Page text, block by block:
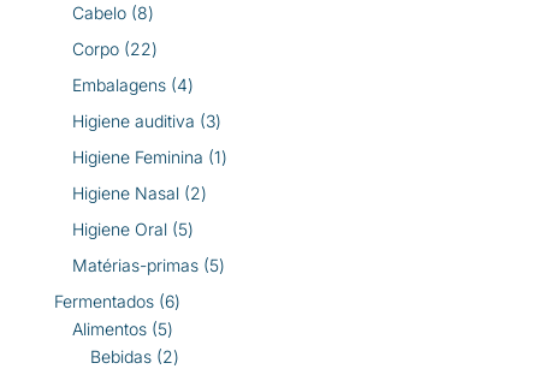
Cabelo 88
produtos
Corpo 2222
produtos
Embalagens 44
produtos
Higiene auditiva 33
produtos
Higiene Feminina 11
Higiene Nasal 22
Higiene Oral 55
produtos
Matérias-primas 55
Fermentados 66
Alimentos 55
produtos
Bebidas 22